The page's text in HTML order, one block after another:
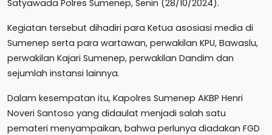
Satyawada Polres Sumenep, Senin (28/10/2024).
Kegiatan tersebut dihadiri para Ketua asosiasi media di
Sumenep serta para wartawan, perwakilan KPU, Bawaslu,
perwakilan Kajari Sumenep, perwakilan Dandim dan
sejumlah instansi lainnya.
Dalam kesempatan itu, Kapolres Sumenep AKBP Henri
Noveri Santoso yang didaulat menjadi salah satu
pemateri menyampaikan, bahwa perlunya diadakan FGD